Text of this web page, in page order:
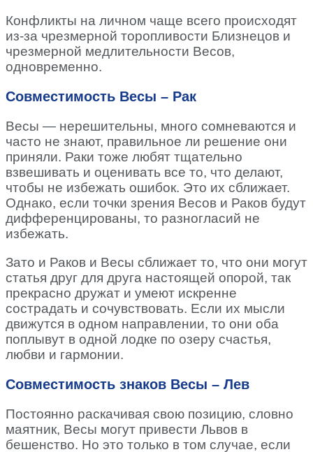
Конфликты на личном чаще всего происходят
из-за чрезмерной торопливости Близнецов и
чрезмерной медлительности Весов,
одновременно.
Совместимость Весы – Рак
Весы — нерешительны, много сомневаются и
часто не знают, правильное ли решение они
приняли. Раки тоже любят тщательно
взвешивать и оценивать все то, что делают,
чтобы не избежать ошибок. Это их сближает.
Однако, если точки зрения Весов и Раков будут
дифференцированы, то разногласий не
избежать.
Зато и Раков и Весы сближает то, что они могут
статья друг для друга настоящей опорой, так
прекрасно дружат и умеют искренне
сострадать и сочувствовать. Если их мысли
движутся в одном направлении, то они оба
поплывут в одной лодке по озеру счастья,
любви и гармонии.
Совместимость знаков Весы – Лев
Постоянно раскачивая свою позицию, словно
маятник, Весы могут привести Львов в
бешенство. Но это только в том случае, если